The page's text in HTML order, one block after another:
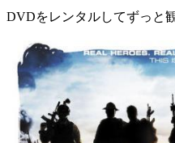
DVDをレンタルしてずっと